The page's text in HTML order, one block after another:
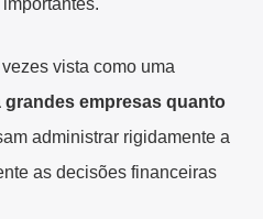
vista como uma
empresas quanto
administrar rigidamente a
as decisões financeiras